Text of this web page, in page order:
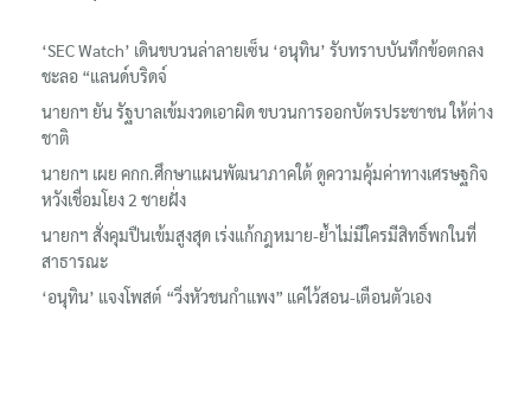
‘SEC Watch’ เดินขบวนล่าลายเซ็น ‘อนุทิน’ รับทราบบันทึกข้อตกลง
ชะลอ “แลนด์บริดจ์
นายกฯ ยัน รัฐบาลเข้มงวดเอาผิด ขบวนการออกบัตรประชาชน ให้ต่าง
ชาติ
นายกฯ เผย คกก.ศึกษาแผนพัฒนาภาคใต้ ดูความคุ้มค่าทางเศรษฐกิจ
หวังเชื่อมโยง 2 ชายฝั่ง
นายกฯ สั่งคุมปืนเข้มสูงสุด เร่งแก้กฎหมาย-ย้ำไม่มีใครมีสิทธิ์พกในที่
สาธารณะ
‘อนุทิน’ แจงโพสต์ “วิ่งหัวชนกำแพง” แค่ไว้สอน-เตือนตัวเอง